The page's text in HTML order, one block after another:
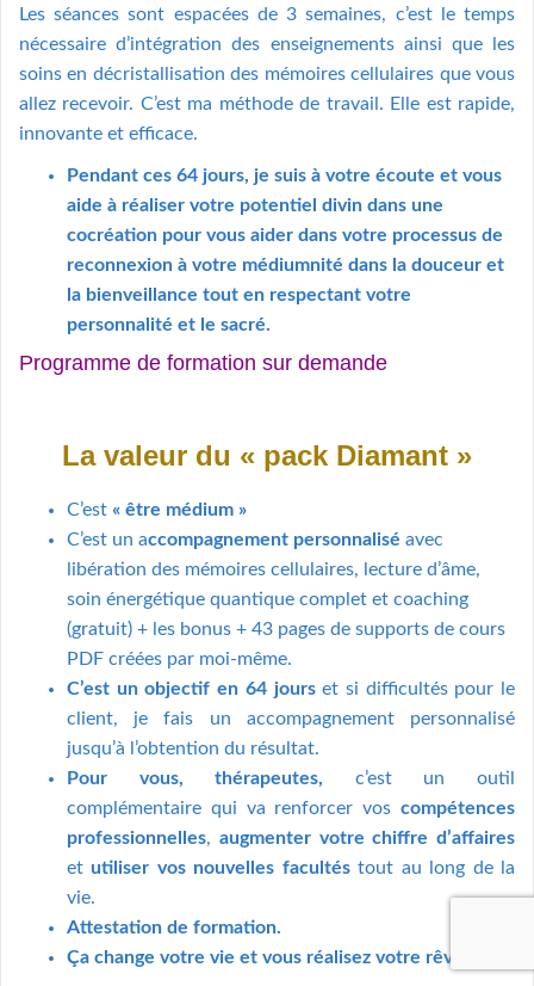
Les séances sont espacées de 3 semaines, c’est le temps
nécessaire d’intégration des enseignements ainsi que les
soins en décristallisation des mémoires cellulaires que vous
allez recevoir. C’est ma méthode de travail. Elle est rapide,
innovante et efficace.
Pendant ces 64 jours, je suis à votre écoute et vous
aide à réaliser votre potentiel divin dans une
cocréation pour vous aider dans votre processus de
reconnexion à votre médiumnité dans la douceur et
la bienveillance tout en respectant votre
personnalité et le sacré.
Programme de formation sur demande
La valeur du « pack Diamant »
C’est « être médium »
C’est un accompagnement personnalisé avec
libération des mémoires cellulaires, lecture d’âme,
soin énergétique quantique complet et coaching
(gratuit) + les bonus + 43 pages de supports de cours
PDF créées par moi-même.
C’est un objectif en 64 jourset si difficultés pour le
client, je fais un accompagnement personnalisé
jusqu’à l’obtention du résultat.
Pour vous, thérapeutes, c’est un outil
complémentaire qui va renforcer vos compétences
professionnelles, augmenter votre chiffre d’affaires
et utiliser vos nouvelles facultéstout au long de la
vie.
Attestation de formation.
Ça change votre vie et vous réalisez votre rêve.